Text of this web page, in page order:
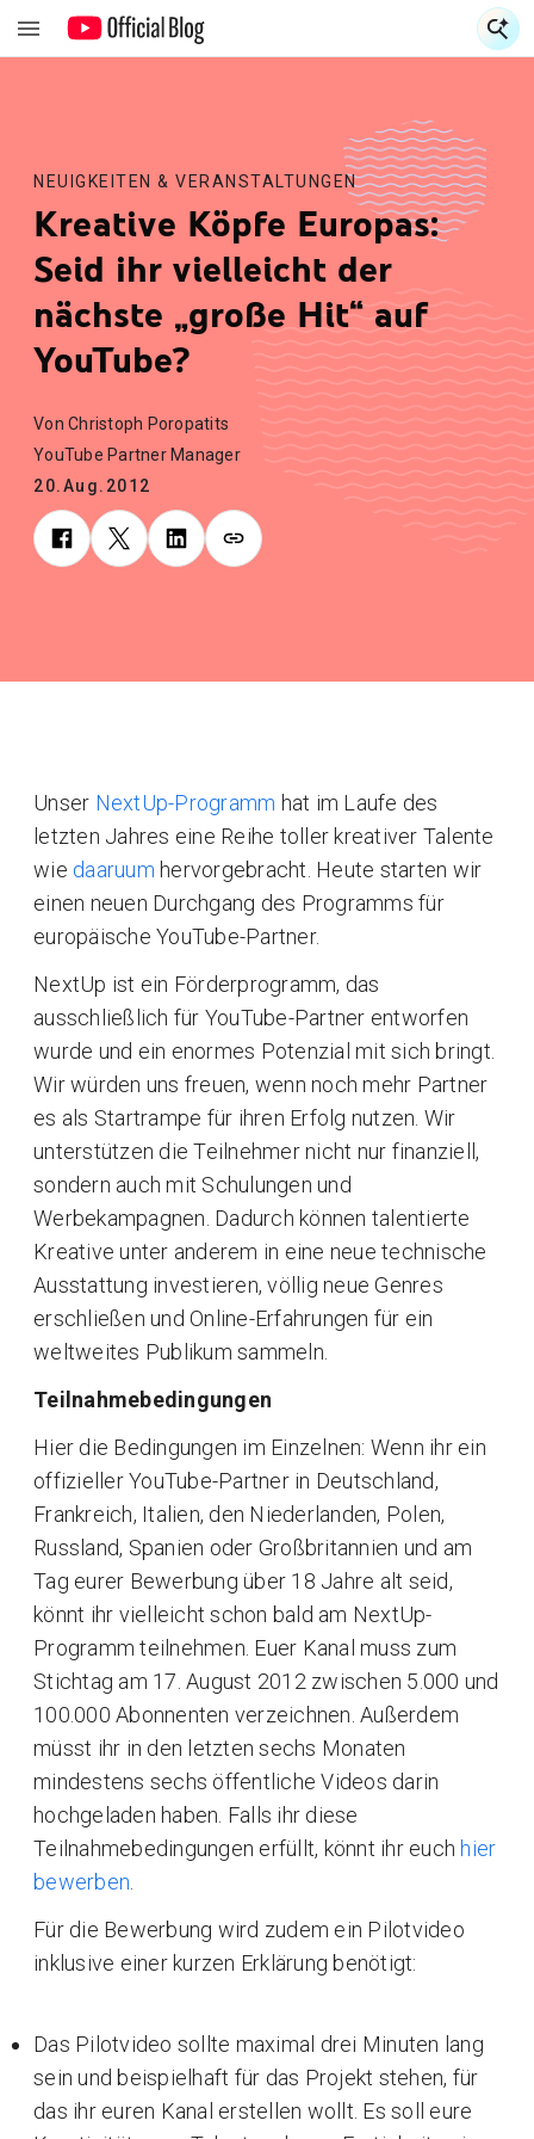
NEUIGKEITEN & VERANSTALTUNGEN
Kreative Köpfe Europas:
Seid ihr vielleicht der
nächste „große Hit“ auf
YouTube?
Von Christoph Poropatits
YouTube Partner Manager
20.Aug.2012
Unser NextUp-Programm hat im Laufe des
letzten Jahres eine Reihe toller kreativer Talente
wie daaruum hervorgebracht. Heute starten wir
einen neuen Durchgang des Programms für
europäische YouTube-Partner.
NextUp ist ein Förderprogramm, das
ausschließlich für YouTube-Partner entworfen
wurde und ein enormes Potenzial mit sich bringt.
Wir würden uns freuen, wenn noch mehr Partner
es als Startrampe für ihren Erfolg nutzen. Wir
unterstützen die Teilnehmer nicht nur finanziell,
sondern auch mit Schulungen und
Werbekampagnen. Dadurch können talentierte
Kreative unter anderem in eine neue technische
Ausstattung investieren, völlig neue Genres
erschließen und Online-Erfahrungen für ein
weltweites Publikum sammeln.
Teilnahmebedingungen
Hier die Bedingungen im Einzelnen: Wenn ihr ein
offizieller YouTube-Partner in Deutschland,
Frankreich, Italien, den Niederlanden, Polen,
Russland, Spanien oder Großbritannien und am
Tag eurer Bewerbung über 18 Jahre alt seid,
könnt ihr vielleicht schon bald am NextUp-
Programm teilnehmen. Euer Kanal muss zum
Stichtag am 17. August 2012 zwischen 5.000 und
100.000 Abonnenten verzeichnen. Außerdem
müsst ihr in den letzten sechs Monaten
mindestens sechs öffentliche Videos darin
hochgeladen haben. Falls ihr diese
Teilnahmebedingungen erfüllt, könnt ihr euch hier
bewerben
Für die Bewerbung wird zudem ein Pilotvideo
inklusive einer kurzen Erklärung benötigt:
Das Pilotvideo sollte maximal drei Minuten lang
sein und beispielhaft für das Projekt stehen, für
das ihr euren Kanal erstellen wollt. Es soll eure